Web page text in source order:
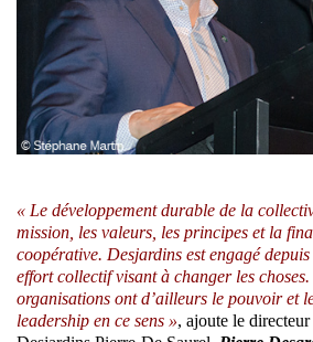
« Le développement durable de la
mission, les valeurs, les principes et la
coopérative. Desjardins est engagé depuis
effort collectif visant à changer les
organisations ont d’ailleurs le pouvoir et
leadership en ce sens », ajoute le